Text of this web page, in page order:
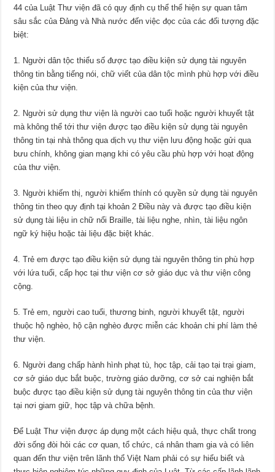
44 của Luật Thư viện đã có quy định cụ thể thể hiện sự quan tâm
sâu sắc của Đảng và Nhà nước đến việc đọc của các đối tượng đặc
biệt:
1. Người dân tộc thiểu số được tạo điều kiện sử dụng tài nguyên
thông tin bằng tiếng nói, chữ viết của dân tộc mình phù hợp với điều
kiện của thư viện.
2. Người sử dụng thư viện là người cao tuổi hoặc người khuyết tật
mà không thể tới thư viện được tạo điều kiện sử dụng tài nguyên
thông tin tại nhà thông qua dịch vụ thư viện lưu động hoặc gửi qua
bưu chính, không gian mạng khi có yêu cầu phù hợp với hoạt động
của thư viện.
3. Người khiếm thị, người khiếm thính có quyền sử dụng tài nguyên
thông tin theo quy định tại khoản 2 Điều này và được tạo điều kiện
sử dụng tài liệu in chữ nổi Braille, tài liệu nghe, nhìn, tài liệu ngôn
ngữ ký hiệu hoặc tài liệu đặc biệt khác.
4. Trẻ em được tạo điều kiện sử dụng tài nguyên thông tin phù hợp
với lứa tuổi, cấp học tại thư viện cơ sở giáo dục và thư viện công
cộng.
5. Trẻ em, người cao tuổi, thương binh, người khuyết tật, người
thuộc hộ nghèo, hộ cận nghèo được miễn các khoản chi phí làm thẻ
thư viện.
6. Người đang chấp hành hình phạt tù, học tập, cải tạo tại trại giam,
cơ sở giáo dục bắt buộc, trường giáo dưỡng, cơ sở cai nghiện bắt
buộc được tạo điều kiện sử dụng tài nguyên thông tin của thư viện
tại nơi giam giữ, học tập và chữa bệnh.
Để Luật Thư viện được áp dụng một cách hiệu quả, thực chất trong
đời sống đòi hỏi các cơ quan, tổ chức, cá nhân tham gia và có liên
quan đến thư viện trên lãnh thổ Việt Nam phải có sự hiểu biết và